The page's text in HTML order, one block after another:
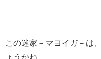
この迷家－マヨイガ－は